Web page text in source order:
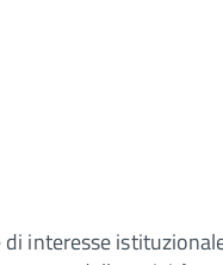
interesse